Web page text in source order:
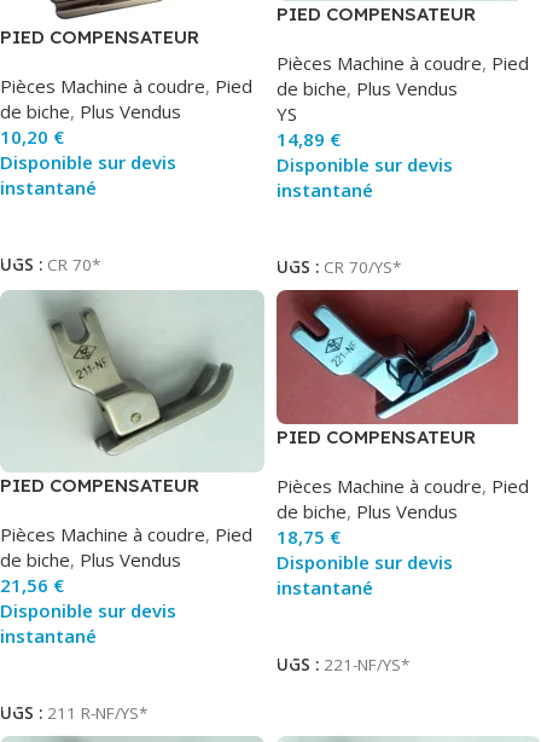
PIED COMPENSATEUR
Pièces Machine à coudre, Pied
de biche, Plus Vendus
10,20 €
Disponible sur devis
instantané
UGS : CR 70*
PIED COMPENSATEUR
Pièces Machine à coudre, Pied
de biche, Plus Vendus
YS
14,89 €
Disponible sur devis
instantané
UGS : CR 70/YS*
PIED COMPENSATEUR
Pièces Machine à coudre, Pied
de biche, Plus Vendus
21,56 €
Disponible sur devis
instantané
UGS : 211 R-NF/YS*
PIED COMPENSATEUR
Pièces Machine à coudre, Pied
de biche, Plus Vendus
18,75 €
Disponible sur devis
instantané
UGS : 221-NF/YS*